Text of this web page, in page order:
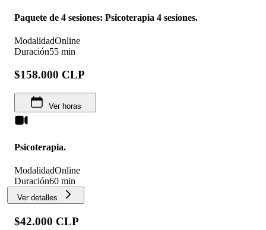
Paquete de 4 sesiones: Psicoterapia 4 sesiones.
ModalidadOnline
Duración55 min
$158.000 CLP
Ver horas
Psicoterapia.
ModalidadOnline
Duración60 min
Ver detalles
$42.000 CLP